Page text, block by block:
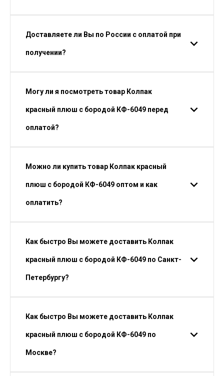
Доставляете ли Вы по России с оплатой при
получении?
Могу ли я посмотреть товар Колпак
красный плюш с бородой КФ-6049 перед
оплатой?
Можно ли купить товар Колпак красный
плюш с бородой КФ-6049 оптом и как
оплатить?
Как быстро Вы можете доставить Колпак
красный плюш с бородой КФ-6049 по Санкт-
Петербургу?
Как быстро Вы можете доставить Колпак
красный плюш с бородой КФ-6049 по
Москве?